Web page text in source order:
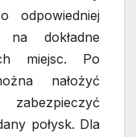
odpowiedniej
dokładne
miejsc. Po
nałożyć
połysk. Dla